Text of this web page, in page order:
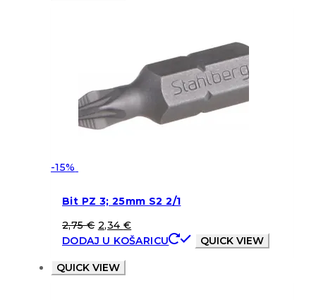
-15%
Bit PZ 3; 25mm S2 2/1
2,75€ 2,34 €
DODAJ U KOŠARICU
QUICK VIEW
QUICK VIEW